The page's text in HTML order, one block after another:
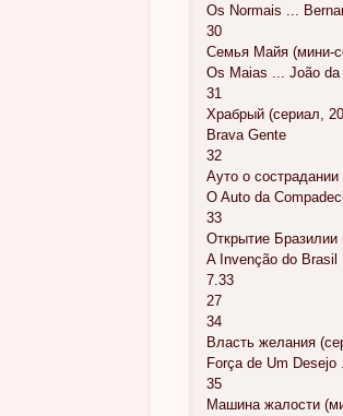
Os Normais ...
30
Семья Майя (мини-
Os Maias ... João da
31
Храбрый (сериал,
Brava Gente
32
Ауто о сострадании
O Auto da
33
Открытие Бразилии
A Invenção do Brasil
7.33
27
34
Власть желания
Força de Um Desejo
35
Машина жалости